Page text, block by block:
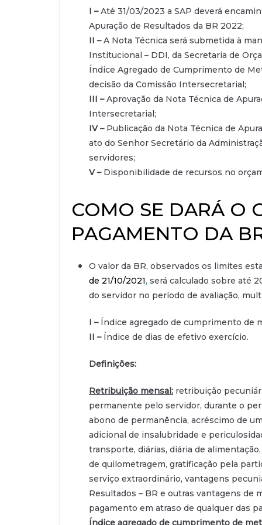
I –Até 31/03/2023 a SAP deverá
Apuração de Resultados da BR 2022;
II –A Nota Técnica será submetida à
Institucional – DDI, da Secretaria de
Índice Agregado de Cumprimento de
decisão da Comissão Intersecretarial;
III –Aprovação da Nota Técnica de
Intersecretarial;
IV –Publicação da Nota Técnica de
ato do Senhor Secretário da
servidores;
V –Disponibilidade de recursos no
COMO SE DARÁ O
PAGAMENTO DA
O valor da BR, observados os limites
de 21/10/2021, será calculado sobre até
do servidor no período de avaliação,
I –Índice agregado de cumprimento de
II –Índice de dias de efetivo exercício.
Definições:
Retribuição mensal: retribuição
permanente pelo servidor, durante o
abono de permanência, acréscimo de
adicional de insalubridade e
transporte, diárias, diária de
de quilometragem, gratificação pela
serviço extraordinário, vantagens
Resultados – BR e outras vantagens de
pagamento em atraso de qualquer das
Índice agregado de cumprimento de